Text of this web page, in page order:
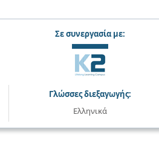
Σε συνεργασία με:
Γλώσσες διεξαγωγής:
Ελληνικά